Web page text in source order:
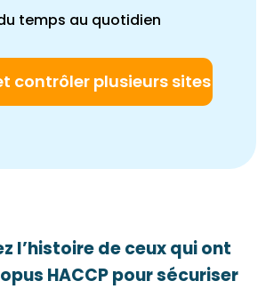
temps au quotidien
contrôler plusieurs sites
l’histoire de ceux qui ont
HACCP pour sécuriser